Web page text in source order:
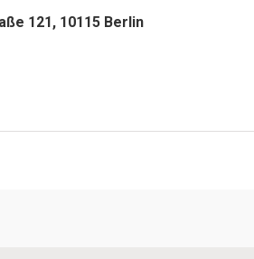
121, 10115 Berlin